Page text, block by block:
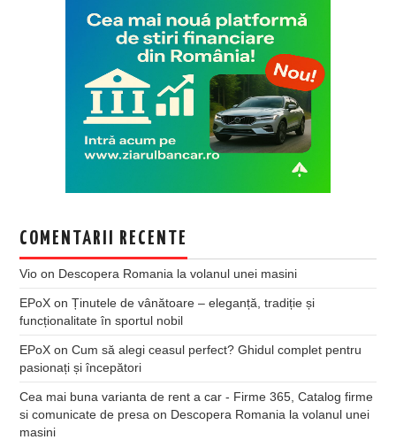
COMENTARII RECENTE
Vio on Descopera Romania la volanul unei masini
EPoX onȚinutele de vânătoare – eleganță, tradiție și
funcționalitate în sportul nobil
EPoX onCum să alegi ceasul perfect? Ghidul complet pentru
pasionați și începători
Cea mai buna varianta de rent a car - Firme 365, Catalog firme
si comunicate de presa on Descopera Romania la volanul unei
masini